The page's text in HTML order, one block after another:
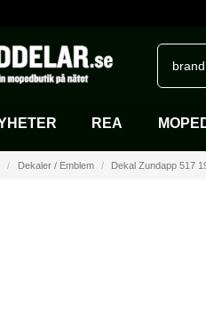
REA
Dekaler / Emblem Dekal Zundapp 517